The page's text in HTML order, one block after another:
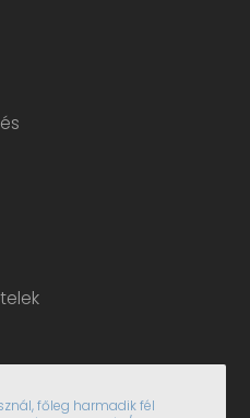
főleg harmadik fél